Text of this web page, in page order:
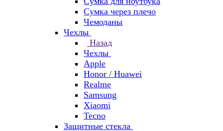
Сумка через плечо
Чемоданы
Чехлы
Назад
Чехлы
Apple
Honor / Huawei
Realme
Samsung
Xiaomi
Tecno
Защитные стекла